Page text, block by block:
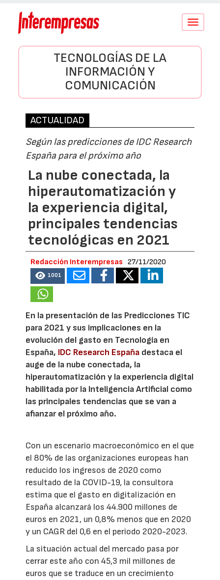
Conmutar
TECNOLOGÍAS DE LA
INFORMACIÓN Y
COMUNICACIÓN
ACTUALIDAD
Según las predicciones de IDC Research
España para el próximo año
La nube conectada, la
hiperautomatización y
la experiencia digital,
principales tendencias
tecnológicas en 2021
Redacción Interempresas 27/11/2020
1001
En la presentación de las Predicciones TIC
para 2021 y sus implicaciones en la
evolución del gasto en Tecnología en
España, IDC Research España destaca el
auge de la nube conectada, la
hiperautomatización y la experiencia digital
habilitada por la Inteligencia Artificial como
las principales tendencias que se van a
afianzar el próximo año.
Con un escenario macroeconómico en el que
el 80% de las organizaciones europeas han
reducido los ingresos de 2020 como
resultado de la COVID-19, la consultora
estima que el gasto en digitalización en
España alcanzará los 44.900 millones de
euros en 2021, un 0,8% menos que en 2020
y un CAGR del 0,6 en el periodo 2020-2023.
La situación actual del mercado pasa por
cerrar este año con 45,3 mil millones de
euros que se traduce en un crecimiento